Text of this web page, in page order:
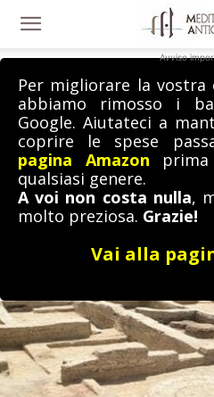
Avviso
Per migliorare la
abbiamo rimosso i
Google. Aiutateci a
coprire le spese
pagina Amazon
qualsiasi genere.
A voi non costa nulla,
molto preziosa. Grazie!
Vai alla